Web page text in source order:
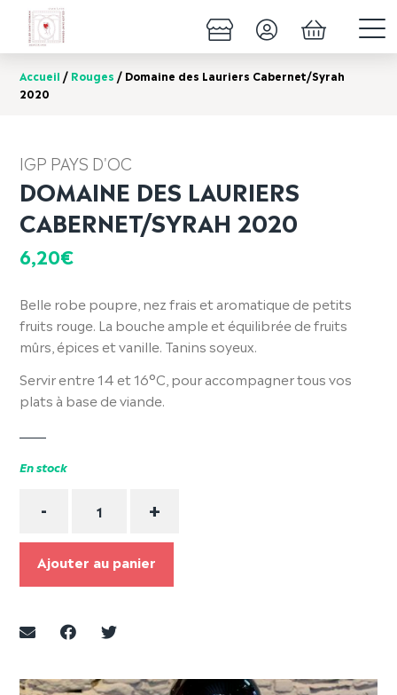
Accueil / Rouges / Domaine des Lauriers Cabernet/Syrah
2020
IGP PAYS D'OC
DOMAINE DES LAURIERS
CABERNET/SYRAH 2020
6,20€
Belle robe poupre, nez frais et aromatique de petits
fruits rouge. La bouche ample et équilibrée de fruits
mûrs, épices et vanille. Tanins soyeux.
Servir entre 14 et 16°C, pour accompagner tous vos
plats à base de viande.
En stock
- +
Ajouter au panier